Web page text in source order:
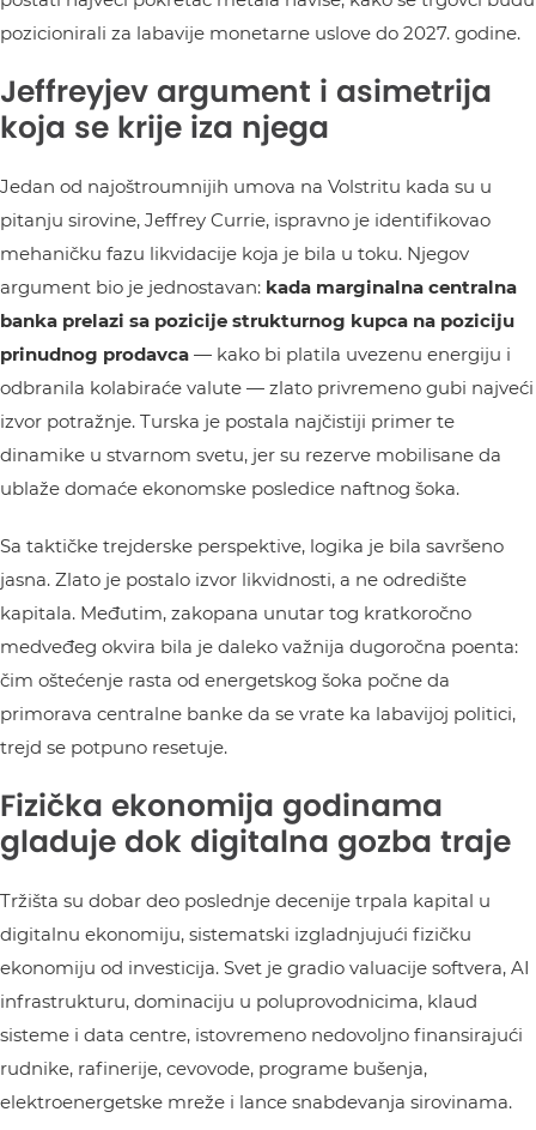
pozicionirali za labavije monetarne uslove do 2027. godine.
Jeffreyjev argument i asimetrija
koja se krije iza njega
Jedan od najoštroumnijih umova na Volstritu kada su u
pitanju sirovine, Jeffrey Currie, ispravno je identifikovao
mehaničku fazu likvidacije koja je bila u toku. Njegov
argument bio je jednostavan: kada marginalna centralna
banka prelazi sa pozicije strukturnog kupca na poziciju
prinudnog prodavca — kako bi platila uvezenu energiju i
odbranila kolabiraće valute — zlato privremeno gubi najveći
izvor potražnje. Turska je postala najčistiji primer te
dinamike u stvarnom svetu, jer su rezerve mobilisane da
ublaže domaće ekonomske posledice naftnog šoka.
Sa taktičke trejderske perspektive, logika je bila savršeno
jasna. Zlato je postalo izvor likvidnosti, a ne odredište
kapitala. Međutim, zakopana unutar tog kratkoročno
medveđeg okvira bila je daleko važnija dugoročna poenta:
čim oštećenje rasta od energetskog šoka počne da
primorava centralne banke da se vrate ka labavijoj politici,
trejd se potpuno resetuje.
Fizička ekonomija godinama
gladuje dok digitalna gozba traje
Tržišta su dobar deo poslednje decenije trpala kapital u
digitalnu ekonomiju, sistematski izgladnjujući fizičku
ekonomiju od investicija. Svet je gradio valuacije softvera, AI
infrastrukturu, dominaciju u poluprovodnicima, klaud
sisteme i data centre, istovremeno nedovoljno finansirajući
rudnike, rafinerije, cevovode, programe bušenja,
elektroenergetske mreže i lance snabdevanja sirovinama.